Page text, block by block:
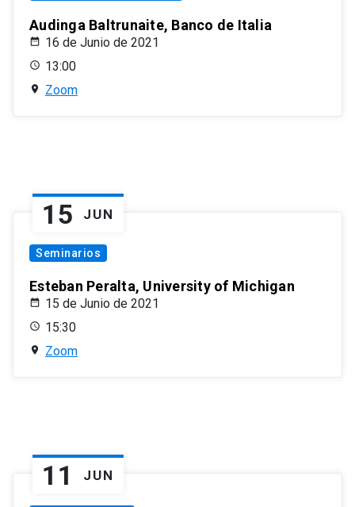
Audinga Baltrunaite, Banco de Italia
16 de Junio de 2021
13:00
Zoom
15 JUN
Seminarios
Esteban Peralta, University of Michigan
15 de Junio de 2021
15:30
Zoom
11 JUN